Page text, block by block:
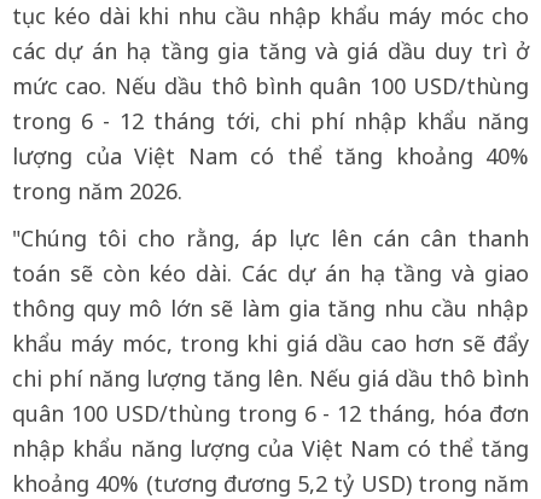
tục kéo dài khi nhu cầu nhập khẩu máy móc cho
các dự án hạ tầng gia tăng và giá dầu duy trì ở
mức cao. Nếu dầu thô bình quân 100 USD/thùng
trong 6 - 12 tháng tới, chi phí nhập khẩu năng
lượng của Việt Nam có thể tăng khoảng 40%
trong năm 2026.
"Chúng tôi cho rằng, áp lực lên cán cân thanh
toán sẽ còn kéo dài. Các dự án hạ tầng và giao
thông quy mô lớn sẽ làm gia tăng nhu cầu nhập
khẩu máy móc, trong khi giá dầu cao hơn sẽ đẩy
chi phí năng lượng tăng lên. Nếu giá dầu thô bình
quân 100 USD/thùng trong 6 - 12 tháng, hóa đơn
nhập khẩu năng lượng của Việt Nam có thể tăng
khoảng 40% (tương đương 5,2 tỷ USD) trong năm